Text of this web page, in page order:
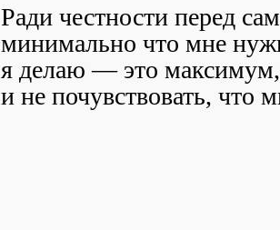
Ради честности перед
минимально что мне
я делаю — это максимум,
и не почувствовать, что